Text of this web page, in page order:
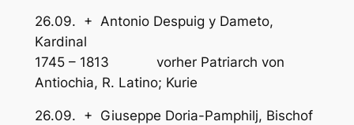
26.09. + Antonio Despuig y Dameto,
Kardinal
1745 – 1813 vorher Patriarch von
Antiochia, R. Latino; Kurie
26.09. + Giuseppe Doria-Pamphilj, Bischof